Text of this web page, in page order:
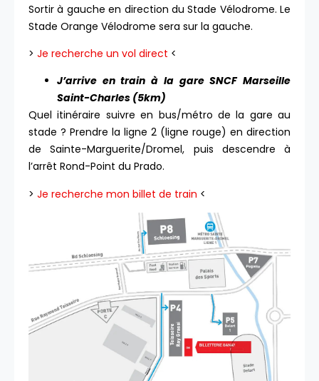
Sortir à gauche en direction du Stade Vélodrome. Le
Stade Orange Vélodrome sera sur la gauche.
> Je recherche un vol direct <
J’arrive en train à la gare SNCF Marseille
Saint-Charles (5km)
Quel itinéraire suivre en bus/métro de la gare au
stade ? Prendre la ligne 2 (ligne rouge) en direction
de Sainte-Marguerite/Dromel, puis descendre à
l’arrêt Rond-Point du Prado.
> Je recherche mon billet de train <